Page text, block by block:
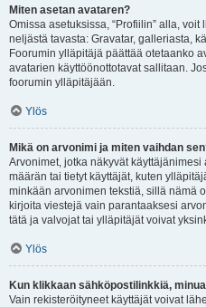
Miten asetan avataren?
Omissa asetuksissa, “Profiilin” alla,
neljästä tavasta: Gravatar, galleriasta,
Foorumin ylläpitäjä päättää otetaanko
avatarien käyttöönottotavat sallitaan.
foorumin ylläpitäjään.
Ylös
Mikä on arvonimi ja miten vaihdan
Arvonimet, jotka näkyvät
määrän tai tietyt käyttäjät, kuten
minkään arvonimen tekstiä, sillä nämä
kirjoita viestejä vain parantaaksesi
tätä ja valvojat tai ylläpitäjät voivat
Ylös
Kun klikkaan sähköpostilinkkiä,
Vain rekisteröityneet käyttäjät voivat